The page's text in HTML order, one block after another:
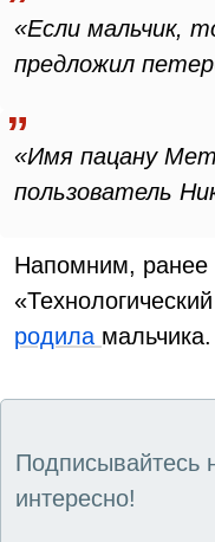
«Если мальчик,
предложил
«Имя пацану
пользователь
Напомним, ранее
родила мальчика.
Подписывайтесь
интересно!